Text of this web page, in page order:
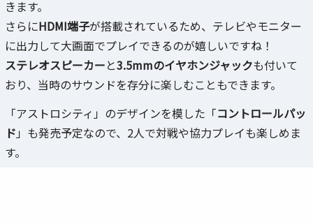
きます。
さらにHDMI端子が搭載されているため、テレビやモニター
に出力して大画面でプレイできるのが嬉しいですね！
ステレオスピーカーと3.5mmのイヤホンジャックも付いて
おり、当時のサウンドを存分に楽しむこともできます。
「アストロシティ」のデザインを模した「コントロールパッ
ド 」も発売予定なので、2人で対戦や協力プレイも楽しめま
す。